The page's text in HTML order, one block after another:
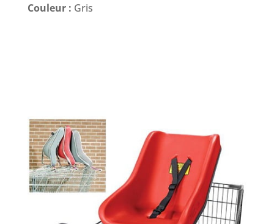
Couleur : Gris